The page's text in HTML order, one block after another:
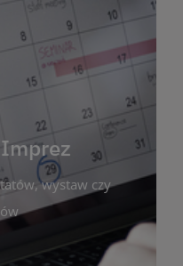
wystaw czy
planowane
organizowane
sprawdzić terminy
czy konkursów.
łatwo
Cię
harmonogram na
z planem pracy
i uczestnictwa